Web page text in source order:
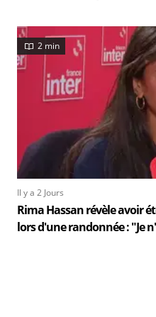
2 min
Il y a 2 Jours
Rima Hassan révèle avoir
lors d'une randonnée : "Je